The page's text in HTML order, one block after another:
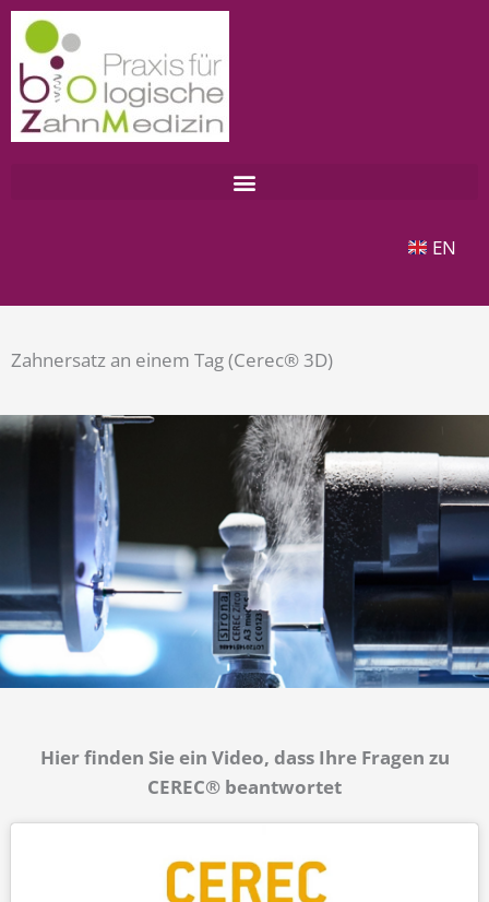
Zum
Inhalt
springen
EN
Zahnersatz an einem Tag (Cerec® 3D)
Hier finden Sie ein Video, dass Ihre Fragen zu
CEREC® beantwortet